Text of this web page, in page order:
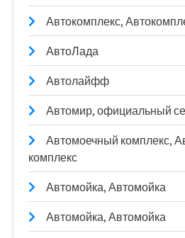
Автокомплекс,
АвтоЛада
Автолайфф
Автомир, официальный
Автомоечный комплекс,
комплекс
Автомойка, Автомойка
Автомойка, Автомойка